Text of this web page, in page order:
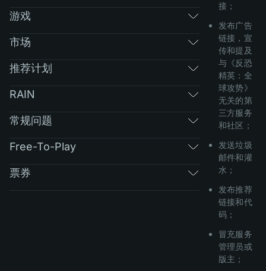
游戏
市场
推荐计划
RAIN
常规问题
Free-To-Play
票券
接；
发布广告
链接，宣
传和提及
与《反恐
精英：全
球攻势》
无关的第
三方服务
和社区；
发送垃圾
邮件和灌
水；
发布推荐
链接和代
码；
冒充服务
管理员或
版主；